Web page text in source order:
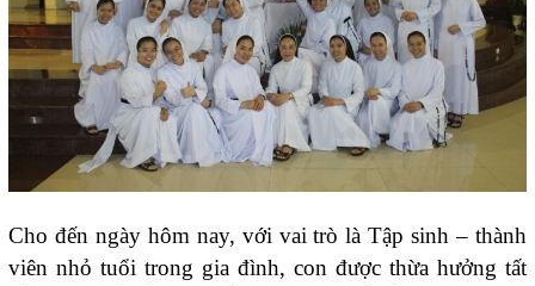
Cho đến ngày hôm nay, với vai trò là Tập sinh – thành
viên nhỏ tuổi trong gia đình, con được thừa hưởng tất